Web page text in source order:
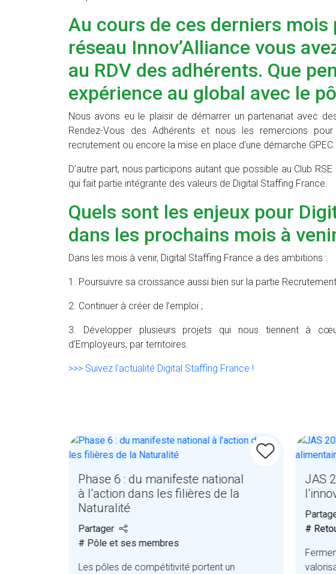
Au cours de ces derniers mois
réseau Innov’Alliance vous
au RDV des adhérents. Que
expérience au global avec le
Nous avons eu le plaisir de démarrer un partenariat avec
Rendez-Vous des Adhérents et nous les remercions
recrutement ou encore la mise en place d’une démarche GPEC.
D’autre part, nous participons autant que possible au Club
qui fait partie intégrante des valeurs de Digital Staffing France.
Quels sont les enjeux pour
dans les prochains mois à
Dans les mois à venir, Digital Staffing France a des ambitions :
1. Poursuivre sa croissance aussi bien sur la partie
2. Continuer à créer de l’emploi ;
3. Développer plusieurs projets qui nous tiennent à
d’Employeurs, par territoires.
>>> Suivez l'actualité Digital Staffing France !
Phase 6 : du manifeste national
à l’action dans les filières de la
Naturalité
Partager
# Pôle et ses membres
Les pôles de compétitivité portent un
JAS
#